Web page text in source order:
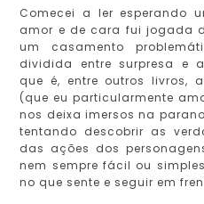
Comecei a ler esperando
amor e de cara fui jogada
um casamento
dividida entre surpresa e
que é, entre outros livros,
(que eu particularmente
nos deixa imersos na
tentando descobrir as
das ações dos
nem sempre fácil ou
no que sente e seguir em